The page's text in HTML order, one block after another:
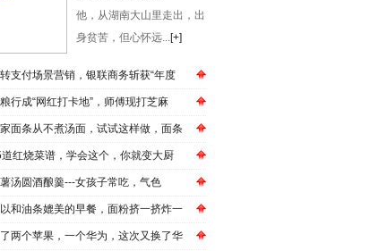
他，从湖南大山里走出，出
身贫苦，但心怀远...[+]
支付场景营销，银联商务斩获“年度
行成“网红打卡地”，师傅现打芝麻
面条从不煮汤面，试试这样做，面条
道红烧菜谱，学会这个，你就变大厨
汤圆酒酿羹---女孩子常吃，气色
和油条媲美的早餐，面粉挤一挤炸一
两个苹果，一个华为，这次又换了华